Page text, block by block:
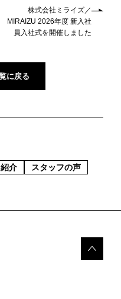
株式会社ミライズ／
MIRAIZU 2026年度 新入社
員入社式を開催しました
に戻る
介 スタッフの声